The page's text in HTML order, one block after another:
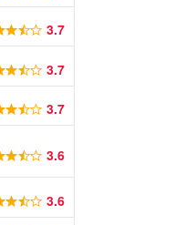
3.7
3.7
3.7
3.6
3.6